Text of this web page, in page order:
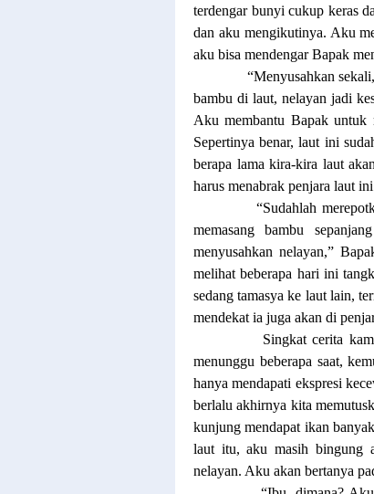
terdengar bunyi cukup keras
dan aku mengikutinya. Aku
aku bisa mendengar Bapak
“Menyusahkan
bambu di laut, nelayan jadi
Aku membantu Bapak untuk
Sepertinya benar, laut ini
berapa lama kira-kira laut
harus menabrak penjara laut
“Sudahlah
memasang bambu
menyusahkan nelayan,”
melihat beberapa hari ini
sedang tamasya ke laut lain,
mendekat ia juga akan di
Singkat cerita
menunggu beberapa saat,
hanya mendapati ekspresi
berlalu akhirnya kita
kunjung mendapat ikan
laut itu, aku masih bingung
nelayan. Aku akan bertanya